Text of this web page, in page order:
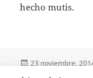
hecho mutis.
Publicado
23 noviembre,